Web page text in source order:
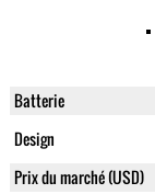
Batterie
Design
Prix du marché (USD)